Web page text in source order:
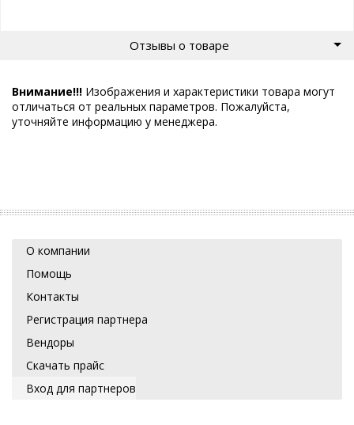
Отзывы о товаре
Внимание!!! Изображения и характеристики товара могут
отличаться от реальных параметров. Пожалуйста,
уточняйте информацию у менеджера.
О компании
Помощь
Контакты
Регистрация партнера
Вендоры
Скачать прайс
Вход для партнеров